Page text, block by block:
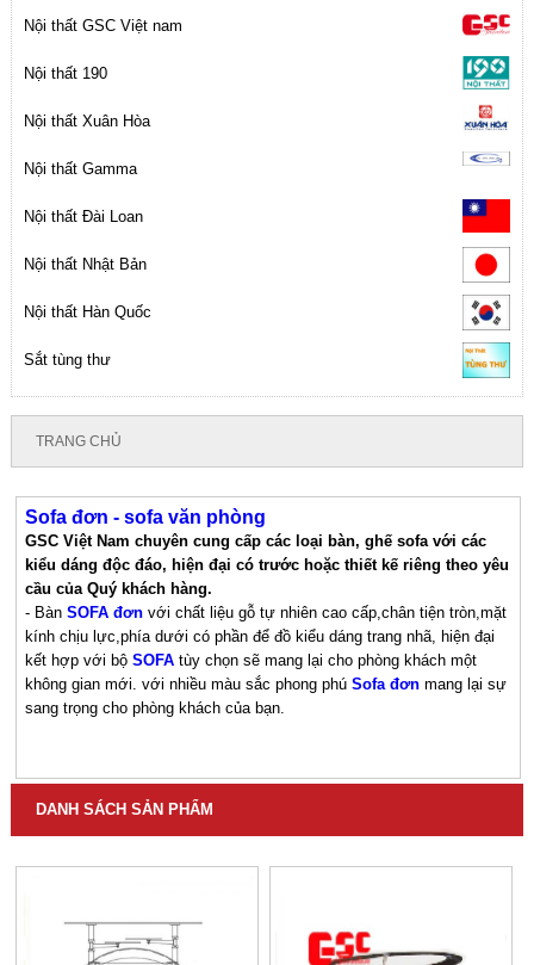
Nội thất GSC Việt nam
Nội thất 190
Nội thất Xuân Hòa
Nội thất Gamma
Nội thất Đài Loan
Nội thất Nhật Bản
Nội thất Hàn Quốc
Sắt tùng thư
TRANG CHỦ
Sofa đơn - sofa văn phòng
GSC Việt Nam chuyên cung cấp các loại bàn, ghế sofa với các
kiểu dáng độc đáo, hiện đại có trước hoặc thiết kế riêng theo yêu
cầu của Quý khách hàng.
- Bàn SOFA đơnvới chất liệu gỗ tự nhiên cao cấp,chân tiện tròn,mặt
kính chịu lực,phía dưới có phần để đồ kiểu dáng trang nhã, hiện đại
kết hợp với bộ SOFAtùy chọn sẽ mang lại cho phòng khách một
không gian mới. với nhiều màu sắc phong phú Sofa đơnmang lại sự
sang trọng cho phòng khách của bạn.
DANH SÁCH SẢN PHẨM